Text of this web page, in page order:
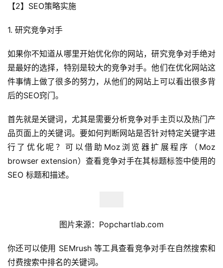
【2】SEO策略实施
1. 研究竞争对手
如果你不知道从哪里开始优化你的网站，研究竞争对手绝对
是最好的选择，特别是较大的竞争对手。他们在优化网站这
件事情上做了很多的努力，从他们的网站上可以看出很多背
后的SEO窍门。
首先就是关键词，尤其是需要分析竞争对手主页以及热门产
品页面上的关键词。要如何判断网站是否针对特定关键字进
行了优化呢？可以借助Moz浏览器扩展程序（Moz
browser extension）查看竞争对手在其标题标签中使用的
SEO 标题和描述。
图片来源：Popchartlab.com
你还可以使用 SEMrush 等工具查看竞争对手在自然搜索和
付费搜索中排名的关键词。